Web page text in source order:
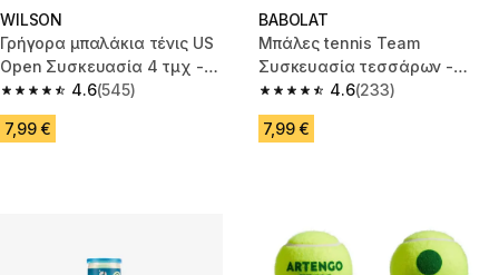
WILSON
Γρήγορα μπαλάκια τένις US
Open Συσκευασία 4 τμχ -
Κίτρινο
4.6
4.6 out of 5 stars from 545 reviews
(545)
7,99 €
BABOLAT
Μπάλες tennis Team
Συσκευασία τεσσάρων -
Κίτρινες 4.6
4.6 out of 5 stars from 233
(233)
7,99 €